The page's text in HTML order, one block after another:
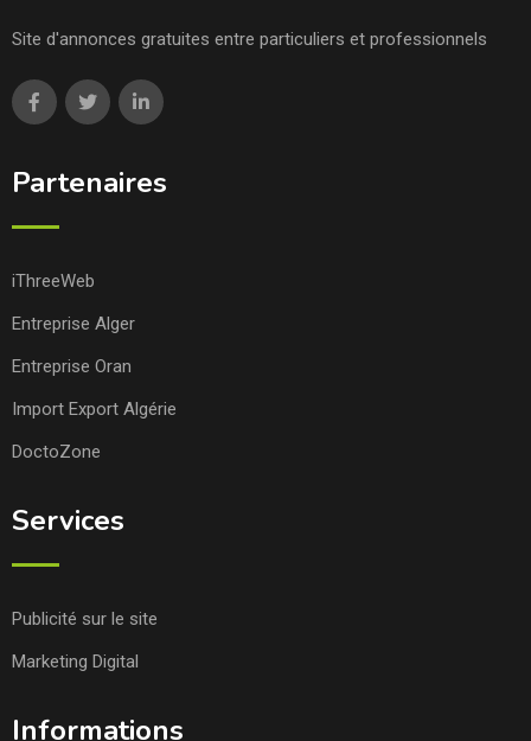
Site d'annonces gratuites entre particuliers et professionnels
Partenaires
iThreeWeb
Entreprise Alger
Entreprise Oran
Import Export Algérie
DoctoZone
Services
Publicité sur le site
Marketing Digital
Informations